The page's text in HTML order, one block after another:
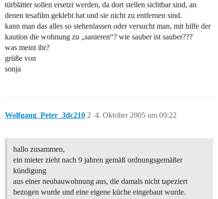
türblätter sollen ersetzt werden, da dort stellen sichtbar sind, an
denen tesafilm geklebt hat und sie nicht zu entfernen sind.
kann man das alles so stehenlassen oder versucht man, mit hilfe der
kaution die wohnung zu „sanieren“? wie sauber ist sauber???
was meint ihr?
grüße von
sonja
Wolfgang_Peter_3dc210 4. Oktober 2005 um 09:22
2
hallo zusammen,
ein mieter zieht nach 9 jahren gemäß ordnungsgemäßer
kündigung
aus einer neubauwohnung aus, die damals nicht tapeziert
bezogen wurde und eine eigene küche eingebaut wurde.